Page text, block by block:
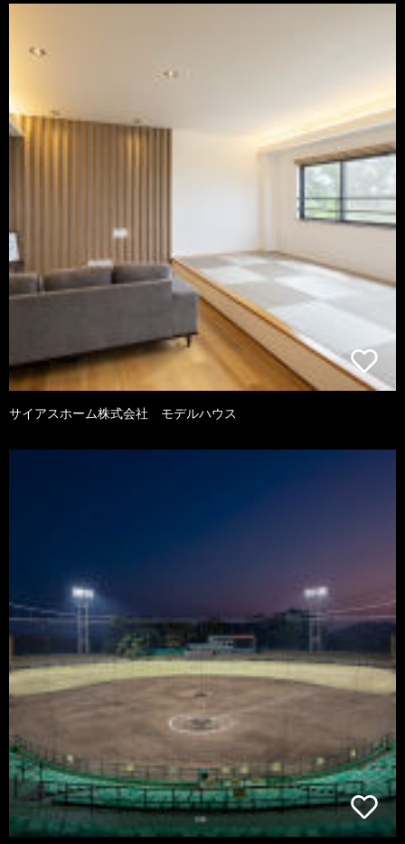
サイアスホーム株式会社 モデルハウス